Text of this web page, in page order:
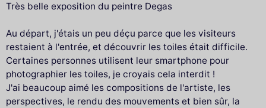
Très belle exposition du peintre Degas
Au départ, j'étais un peu déçu parce que les visiteurs
restaient à l'entrée, et découvrir les toiles était difficile.
Certaines personnes utilisent leur smartphone pour
photographier les toiles, je croyais cela interdit !
J'ai beaucoup aimé les compositions de l'artiste, les
perspectives, le rendu des mouvements et bien sûr, la